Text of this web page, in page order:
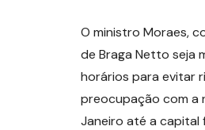
O ministro Moraes,
de Braga Netto seja
horários para evitar
preocupação com a
Janeiro até a capital